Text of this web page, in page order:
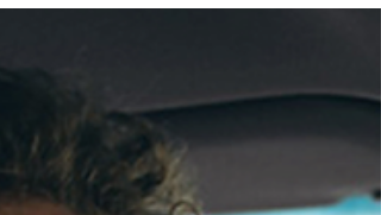
de um país que está muito longe do